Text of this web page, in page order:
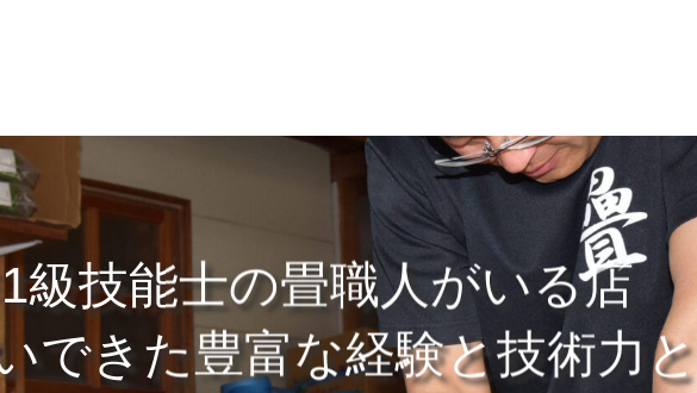
級技能士の畳職人がいる店
できた豊富な経験と技術力